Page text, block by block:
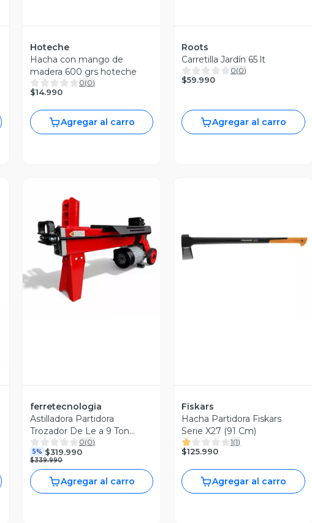
Hoteche
Hacha con mango de
madera 600 grs hoteche
0(0)
$14.990
Agregar al carro
Roots
Carretilla Jardín 65 lt
0(0)
$59.990
Agregar al carro
Vista Previa
ferretecnologia
Astilladora Partidora
Trozador De Le a 9 Ton
2200w
0(0)
5% $319.990
$339.990
Agregar al carro
Fiskars
Hacha Partidora Fiskars
Serie X27 (91 Cm)
1(1)
$125.990
Agregar al carro